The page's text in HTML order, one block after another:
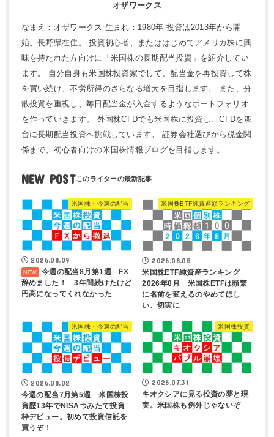
オザワークス
なまえ：オザワークス 生まれ：1980年 投資は2013年から開
始。長野県在住。 投資初心者、またははじめてアメリカ株に興
味を持たれた方向けに「米国株の長期配当投資」を紹介してい
ます。 自分自身も米国株投資家でして、配当金を再投資して株
を買い続け、不労所得のさらなる増大を目指します。 また、分
散投資を重視し、毎日配当金が入金するようなポートフォリオ
を作っていきます。 外国株CFDでも米国株に投資し、CFDを舞
台に長期配当投資へ挑戦しています。 証券会社選びから税金関
係まで、初心者向けの米国株情報ブログを目指します。
NEW POST
米国株・今週の配当
2026.08.09
今週の配当8月第1週 FX
辞めました！ 3年間続けたけど
円高になってくれなかった
米国株ETF純資産額ランキング
2026.08.05
米国株ETF純資産ランキング
2026年8月 米国株ETFは頻繁
に名前を変えるのやめてほし
い、切実に
米国株・今週の配当
2026.08.02
今週の配当7月第5週 米国株投
資歴13年でNISAつみたて投資
枠デビュー。初めて投資信託を
買うぞ！
米国株投資
2026.07.31
キオクシアに見る投資の夢と現
実。米国株も例外じゃないぞ